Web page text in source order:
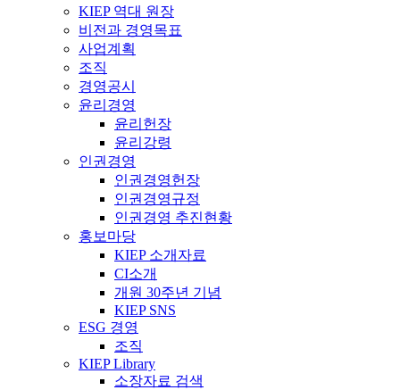
KIEP 역대 원장
비전과 경영목표
사업계획
조직
경영공시
윤리경영
윤리헌장
윤리강령
인권경영
인권경영헌장
인권경영규정
인권경영 추진현황
홍보마당
KIEP 소개자료
CI소개
개원 30주년 기념
KIEP SNS
ESG 경영
조직
KIEP Library
소장자료 검색